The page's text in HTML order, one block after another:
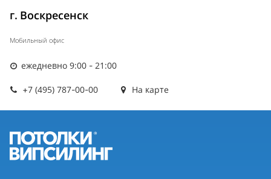
г. Воскресенск
Мобильный офис
ежедневно 9:00 - 21:00
+7 (495) 787-00-00 На карте